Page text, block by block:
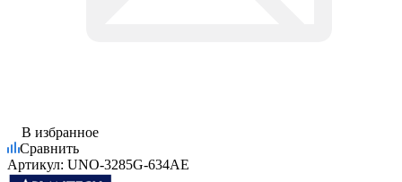
В избранное
Сравнить
Артикул: UNO-3285G-634AE